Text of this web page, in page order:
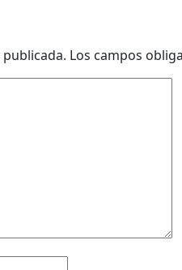
Los campos